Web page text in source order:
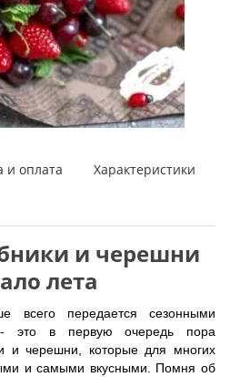
и оплата Характеристики
и черешни
лета
всего передается сезонными
это в первую очередь пора
и черешни, которые для многих
и самыми вкусными. Помня об